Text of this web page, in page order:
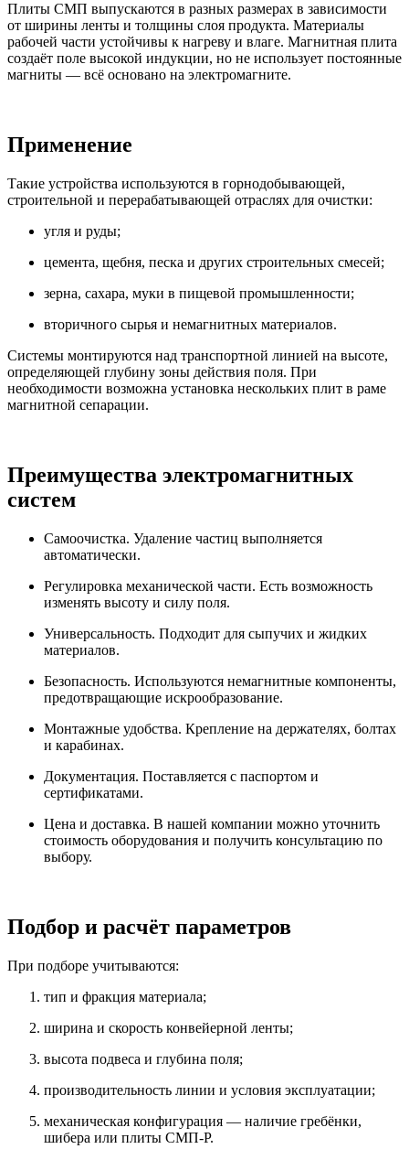
Плиты СМП выпускаются в разных размерах в зависимости
от ширины ленты и толщины слоя продукта. Материалы
рабочей части устойчивы к нагреву и влаге. Магнитная плита
создаёт поле высокой индукции, но не использует постоянные
магниты — всё основано на электромагните.
Применение
Такие устройства используются в горнодобывающей,
строительной и перерабатывающей отраслях для очистки:
угля и руды;
цемента, щебня, песка и других строительных смесей;
зерна, сахара, муки в пищевой промышленности;
вторичного сырья и немагнитных материалов.
Системы монтируются над транспортной линией на высоте,
определяющей глубину зоны действия поля. При
необходимости возможна установка нескольких плит в раме
магнитной сепарации.
Преимущества электромагнитных
систем
Самоочистка. Удаление частиц выполняется
автоматически.
Регулировка механической части. Есть возможность
изменять высоту и силу поля.
Универсальность. Подходит для сыпучих и жидких
материалов.
Безопасность. Используются немагнитные компоненты,
предотвращающие искрообразование.
Монтажные удобства. Крепление на держателях, болтах
и карабинах.
Документация. Поставляется с паспортом и
сертификатами.
Цена и доставка. В нашей компании можно уточнить
стоимость оборудования и получить консультацию по
выбору.
Подбор и расчёт параметров
При подборе учитываются:
тип и фракция материала;
ширина и скорость конвейерной ленты;
высота подвеса и глубина поля;
производительность линии и условия эксплуатации;
механическая конфигурация — наличие гребёнки,
шибера или плиты СМП-Р.